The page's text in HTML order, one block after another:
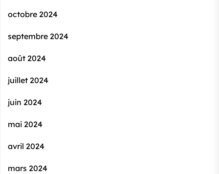
octobre 2024
septembre 2024
août 2024
juillet 2024
juin 2024
mai 2024
avril 2024
mars 2024